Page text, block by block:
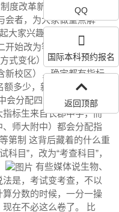
度改革新闻发布会召开，
会者，为大家做重点解
大家兴趣，先列几个核
始改为等第制，也就是
式变化）。那，化学和历
新校区），确定都有指标
多少，新老校区有什么
会分配四大名校、五小名
标生来自长郡中学，而
师大附中）都会分配指
第制 这背后藏着的什么重
目”，改为“考查科目”，
有些媒体说生物、
是，考试变考查，不以
分数的时候，一分一操
在不必这么卷了。 比
QQ
国际本科预约报名
返回顶部